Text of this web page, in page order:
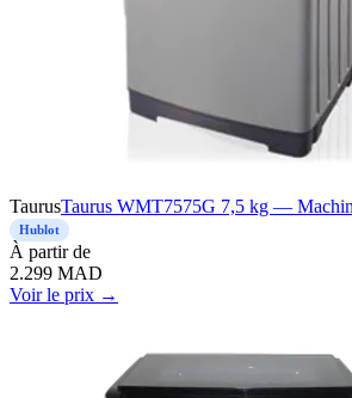
TaurusTaurus WMT7575G 7,5 kg —
Hublot
À partir de
2.299 MAD
Voir le prix →